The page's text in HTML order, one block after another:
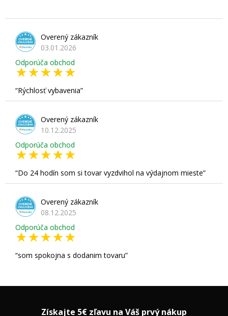
Overený zákazník
03.01.2026
Odporúča obchod
Rýchlosť vybavenia
Overený zákazník
10.12.2025
Odporúča obchod
Do 24 hodín som si tovar vyzdvihol na výdajnom mieste
Overený zákazník
08.12.2025
Odporúča obchod
som spokojna s dodanim tovaru
Získajte 5€ zľavu na Váš prvý nákup